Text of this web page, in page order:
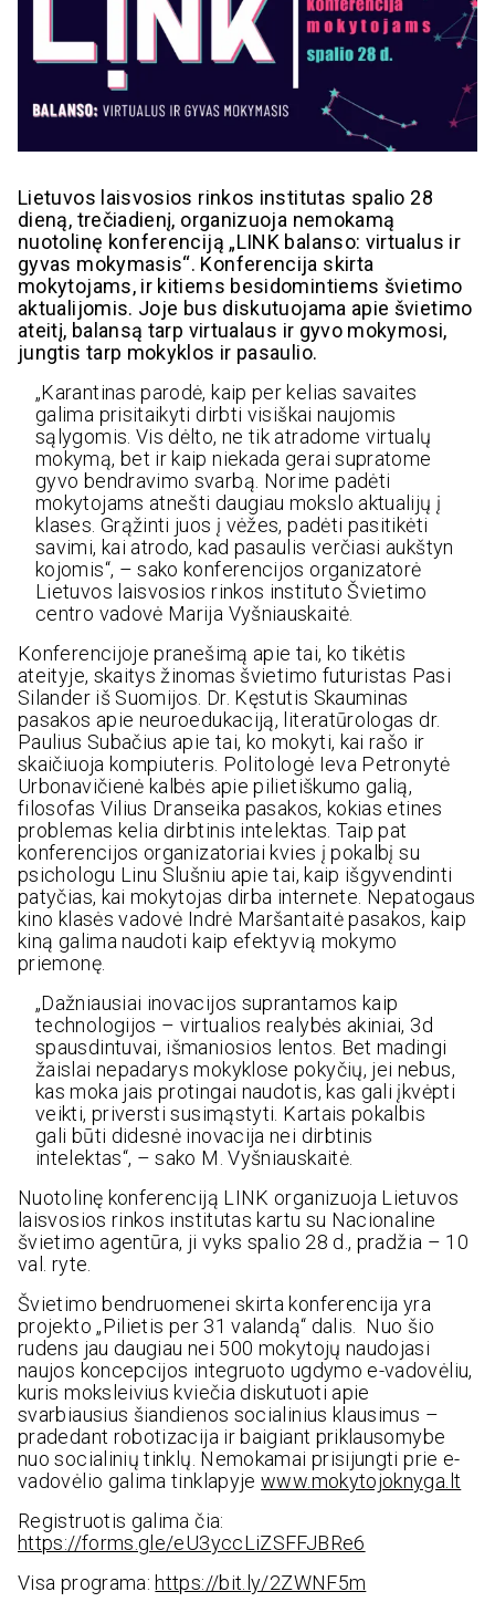
Lietuvos laisvosios rinkos institutas spalio 28
dieną, trečiadienį, organizuoja nemokamą
nuotolinę konferenciją „LINK balanso: virtualus ir
gyvas mokymasis“. Konferencija skirta
mokytojams, ir kitiems besidomintiems švietimo
aktualijomis. Joje bus diskutuojama apie švietimo
ateitį, balansą tarp virtualaus ir gyvo mokymosi,
jungtis tarp mokyklos ir pasaulio.
„Karantinas parodė, kaip per kelias savaites
galima prisitaikyti dirbti visiškai naujomis
sąlygomis. Vis dėlto, ne tik atradome virtualų
mokymą, bet ir kaip niekada gerai supratome
gyvo bendravimo svarbą. Norime padėti
mokytojams atnešti daugiau mokslo aktualijų į
klases. Grąžinti juos į vėžes, padėti pasitikėti
savimi, kai atrodo, kad pasaulis verčiasi aukštyn
kojomis“, – sako konferencijos organizatorė
Lietuvos laisvosios rinkos instituto Švietimo
centro vadovė Marija Vyšniauskaitė.
Konferencijoje pranešimą apie tai, ko tikėtis
ateityje, skaitys žinomas švietimo futuristas Pasi
Silander iš Suomijos. Dr. Kęstutis Skauminas
pasakos apie neuroedukaciją, literatūrologas dr.
Paulius Subačius apie tai, ko mokyti, kai rašo ir
skaičiuoja kompiuteris. Politologė Ieva Petronytė
Urbonavičienė kalbės apie pilietiškumo galią,
filosofas Vilius Dranseika pasakos, kokias etines
problemas kelia dirbtinis intelektas. Taip pat
konferencijos organizatoriai kvies į pokalbį su
psichologu Linu Slušniu apie tai, kaip išgyvendinti
patyčias, kai mokytojas dirba internete. Nepatogaus
kino klasės vadovė Indrė Maršantaitė pasakos, kaip
kiną galima naudoti kaip efektyvią mokymo
priemonę.
„Dažniausiai inovacijos suprantamos kaip
technologijos – virtualios realybės akiniai, 3d
spausdintuvai, išmaniosios lentos. Bet madingi
žaislai nepadarys mokyklose pokyčių, jei nebus,
kas moka jais protingai naudotis, kas gali įkvėpti
veikti, priversti susimąstyti. Kartais pokalbis
gali būti didesnė inovacija nei dirbtinis
intelektas“, – sako M. Vyšniauskaitė.
Nuotolinę konferenciją LINK organizuoja Lietuvos
laisvosios rinkos institutas kartu su Nacionaline
švietimo agentūra, ji vyks spalio 28 d., pradžia – 10
val. ryte.
Švietimo bendruomenei skirta konferencija yra
projekto „Pilietis per 31 valandą“ dalis. Nuo šio
rudens jau daugiau nei 500 mokytojų naudojasi
naujos koncepcijos integruoto ugdymo e-vadovėliu,
kuris moksleivius kviečia diskutuoti apie
svarbiausius šiandienos socialinius klausimus –
pradedant robotizacija ir baigiant priklausomybe
nuo socialinių tinklų. Nemokamai prisijungti prie e-
vadovėlio galima tinklapyjewww.mokytojoknyga.lt
Registruotis galima čia:
https://forms.gle/eU3yccLiZSFFJBRe6
Visa programa: https://bit.ly/2ZWNF5m